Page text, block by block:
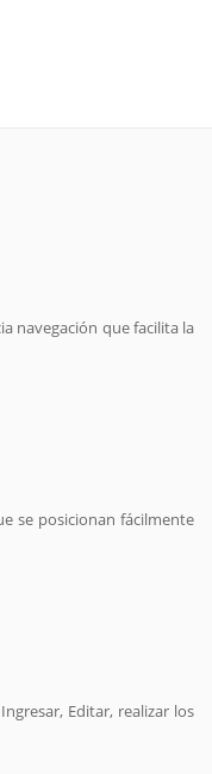
navegación que facilita la
se posicionan fácilmente
Editar, realizar los